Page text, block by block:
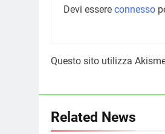
Devi essere connesso
Questo sito utilizza
Related News